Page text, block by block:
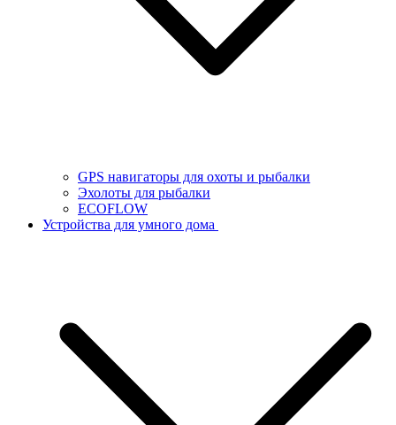
GPS навигаторы для охоты и рыбалки
Эхолоты для рыбалки
ECOFLOW
Устройства для умного дома